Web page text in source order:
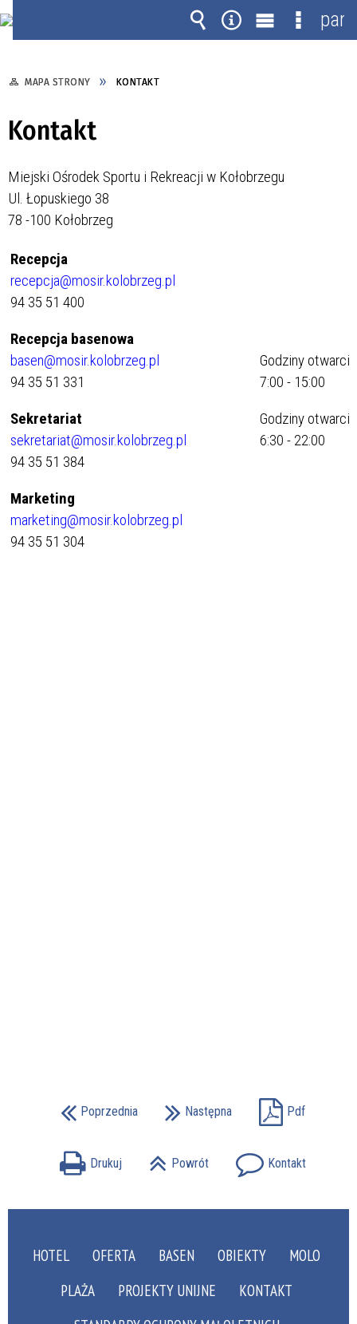
MAPA STRONY KONTAKT
Kontakt
Miejski Ośrodek Sportu i Rekreacji w Kołobrzegu
Ul. Łopuskiego 38
78 -100 Kołobrzeg
Recepcja
recepcja@mosir.kolobrzeg.pl
94 35 51 400
Recepcja basenowa
basen@mosir.kolobrzeg.pl
94 35 51 331
Sekretariat
sekretariat@mosir.kolobrzeg.pl
94 35 51 384
Marketing
marketing@mosir.kolobrzeg.pl
94 35 51 304
Godziny
7:00 - 15:00
Godziny
6:30 - 22:00
Poprzednia Następna Pdf
Drukuj Powrót Kontakt
HOTEL OFERTA BASEN OBIEKTY
MOLO
PLAŻA
PROJEKTY UNIJNE
KONTAKT
Wyszukiwarka
Narzędzia
MenuMenu